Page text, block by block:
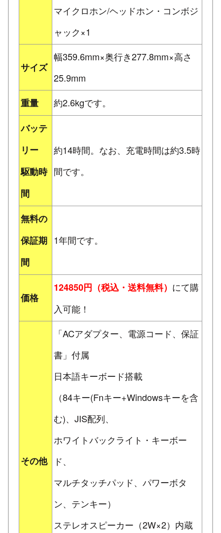
マイクロホン/ヘッドホン・コンボジ
ャック×1
サイズ
幅359.6mm×奥行き277.8mm×高さ
25.9mm
重量
約2.6kgです。
バッテ
リー
駆動時
間
約14時間。なお、充電時間は約3.5時
間です。
無料の
保証期
間
1年間です。
価格
124850円（税込・送料無料） にて購
入可能！
その他
「ACアダプター、電源コード、保証
書」付属
日本語キーボード搭載
（84キー(Fnキー+Windowsキーを含
む)、JIS配列、
ホワイトバックライト・キーボー
ド、
マルチタッチパッド、パワーボタ
ン、テンキー）
ステレオスピーカー（2W×2）内蔵